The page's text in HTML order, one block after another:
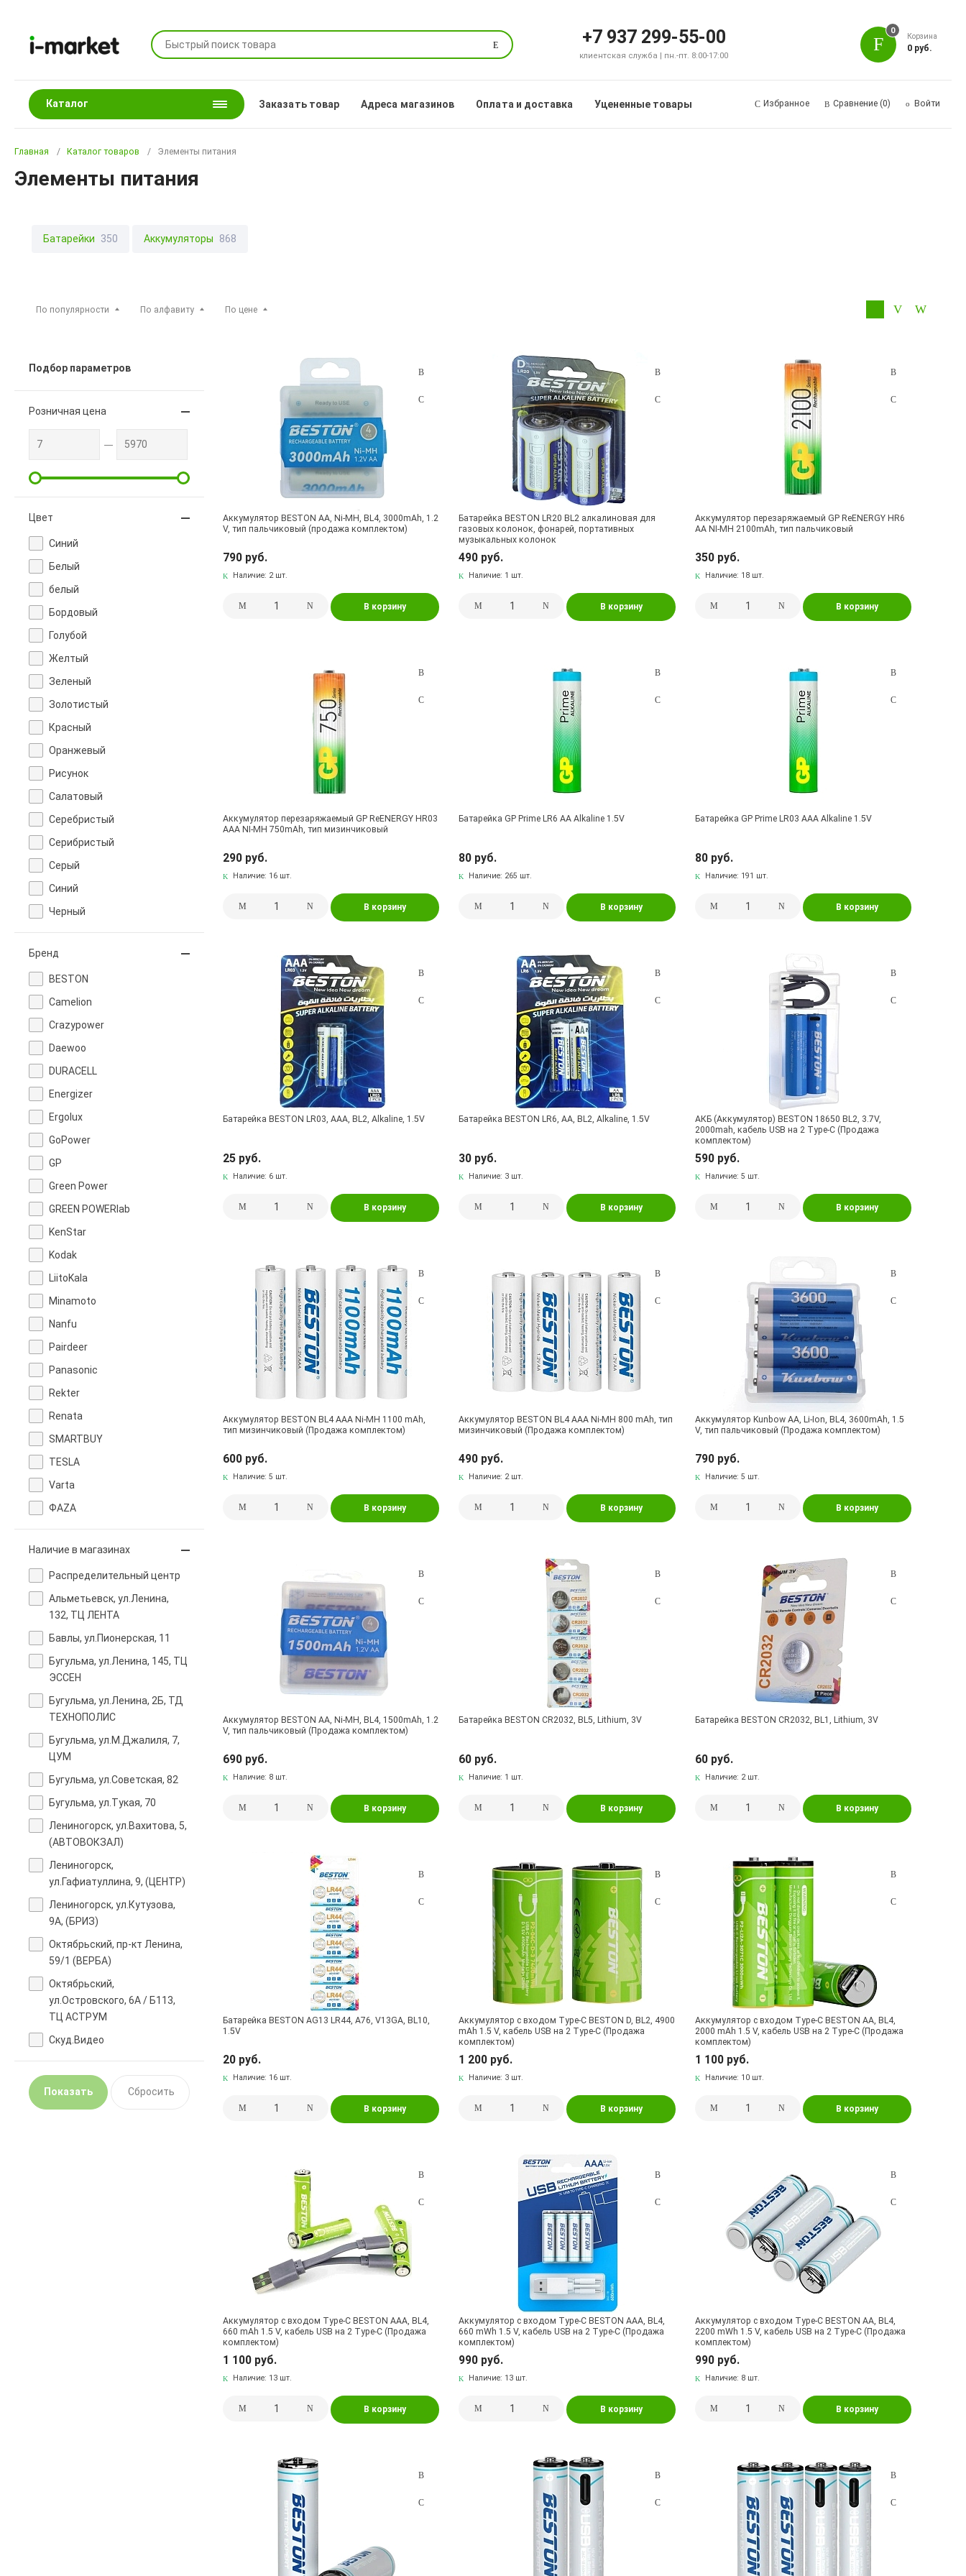
Поиск +7 937 299-55-00
клиентская служба | пн.-пт. 8:00-17:00
0
Корзина
0 руб.
Каталог Заказать товар Адреса магазинов Оплата и доставка Уцененные товары Избранное Сравнение (0) Войти
Главная Каталог товаров Элементы питания
Элементы питания
Батарейки 350 Аккумуляторы 868
По популярности По алфавиту По цене
Подбор параметров
Розничная цена
Цвет
Cиний
Белый
белый
Бордовый
Голубой
Желтый
Зеленый
Золотистый
Красный
Оранжевый
Рисунок
Салатовый
Серебристый
Серибристый
Серый
Синий
Черный
Бренд
BESTON
Camelion
Crazypower
Daewoo
DURACELL
Energizer
Ergolux
GoPower
GP
Green Power
GREEN POWERlab
KenStar
Kodak
LiitoKala
Minamoto
Nanfu
Pairdeer
Panasonic
Rekter
Renata
SMARTBUY
TESLA
Varta
ФАZA
Наличие в магазинах
Pаспределительный центр
Альметьевск, ул.Ленина,
132, ТЦ ЛЕНТА
Бавлы, ул.Пионерская, 11
Бугульма, ул.Ленина, 145, ТЦ
ЭССЕН
Бугульма, ул.Ленина, 2Б, ТД
ТЕХНОПОЛИС
Бугульма, ул.М.Джалиля, 7,
ЦУМ
Бугульма, ул.Советская, 82
Бугульма, ул.Тукая, 70
Лениногорск, ул.Вахитова, 5,
(АВТОВОКЗАЛ)
Лениногорск,
ул.Гафиатуллина, 9, (ЦЕНТР)
Лениногорск, ул.Кутузова,
9А, (БРИЗ)
Октябрьский, пр-кт Ленина,
59/1 (ВЕРБА)
Октябрьский,
ул.Островского, 6А / Б113,
ТЦ АСТРУМ
Скуд.Видео
Аккумулятор BESTON AA, Ni-MH, BL4, 3000mAh, 1.2
V, тип пальчиковый (продажа комплектом)
790 руб.
Наличие: 2 шт.
В корзину
Батарейка BESTON LR20 BL2 алкалиновая для
газовых колонок, фонарей, портативных
музыкальных колонок
490 руб.
Наличие: 1 шт.
В корзину
Аккумулятор перезаряжаемый GP ReENERGY HR6
AA NI-MH 2100mAh, тип пальчиковый
350 руб.
Наличие: 18 шт.
В корзину
Аккумулятор перезаряжаемый GP ReENERGY HR03
AAA NI-MH 750mAh, тип мизинчиковый
290 руб.
Наличие: 16 шт.
В корзину
Батарейка GP Prime LR6 AA Alkaline 1.5V
80 руб.
Наличие: 265 шт.
В корзину
Батарейка GP Prime LR03 AAA Alkaline 1.5V
80 руб.
Наличие: 191 шт.
В корзину
Батарейка BESTON LR03, AAA, BL2, Alkaline, 1.5V
25 руб.
Наличие: 6 шт.
В корзину
Батарейка BESTON LR6, AA, BL2, Alkaline, 1.5V
30 руб.
Наличие: 3 шт.
В корзину
АКБ (Аккумулятор) BESTON 18650 BL2, 3.7V,
2000mah, кабель USB на 2 Type-C (Продажа
комплектом)
590 руб.
Наличие: 5 шт.
В корзину
Аккумулятор BESTON BL4 AAA Ni-MH 1100 mAh,
тип мизинчиковый (Продажа комплектом)
600 руб.
Наличие:5 шт.
В корзину
Аккумулятор BESTON BL4 AAA Ni-MH 800 mAh, тип
мизинчиковый (Продажа комплектом)
490 руб.
Наличие: 2 шт.
В корзину
Аккумулятор Kunbow AA, Li-Ion, BL4, 3600mAh, 1.5
V, тип пальчиковый (Продажа комплектом)
790 руб.
Наличие: 5 шт.
В корзину
Аккумулятор BESTON AA, Ni-MH, BL4, 1500mAh, 1.2
V, тип пальчиковый (Продажа комплектом)
690 руб.
Наличие: 8 шт.
В корзину
Батарейка BESTON CR2032, BL5, Lithium, 3V
60 руб.
Наличие: 1 шт.
В корзину
Батарейка BESTON CR2032, BL1, Lithium, 3V
60 руб.
Наличие: 2 шт.
В корзину
Батарейка BESTON AG13 LR44, A76, V13GA, BL10,
1.5V
20 руб.
Наличие: 16 шт.
В корзину
Аккумулятор с входом Type-C BESTON D, BL2, 4900
mAh 1.5 V, кабель USB на 2 Type-C (Продажа
комплектом)
1 200 руб.
Наличие: 3 шт.
В корзину
Аккумулятор с входом Type-C BESTON AA, BL4,
2000 mAh 1.5 V, кабель USB на 2 Type-C (Продажа
комплектом)
1 100 руб.
Наличие: 10 шт.
В корзину
Аккумулятор с входом Type-C BESTON AAA, BL4,
660 mAh 1.5 V, кабель USB на 2 Type-C (Продажа
комплектом)
1 100 руб.
Наличие: 13 шт.
В корзину
Аккумулятор с входом Type-C BESTON AAA, BL4,
660 mWh 1.5 V, кабель USB на 2 Type-C (Продажа
комплектом)
990 руб.
Наличие: 13 шт.
В корзину
Аккумулятор с входом Type-C BESTON AA, BL4,
2200 mWh 1.5 V, кабель USB на 2 Type-C (Продажа
комплектом)
990 руб.
Наличие: 8 шт.
В корзину